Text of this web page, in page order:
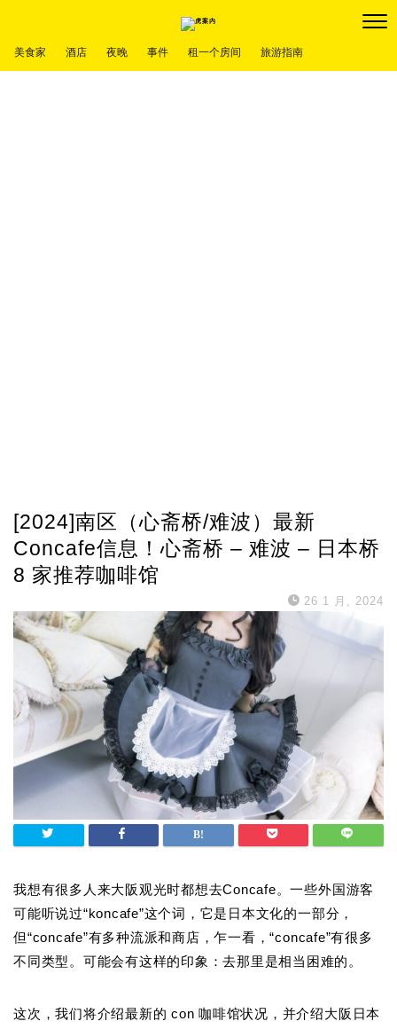
美食家 酒店 夜晚 事件 租一个房间 旅游指南
[2024]南区（心斋桥/难波）最新
Concafe信息！心斋桥 – 难波 – 日本桥
8 家推荐咖啡馆
26 1 月, 2024
我想有很多人来大阪观光时都想去Concafe。一些外国游客
可能听说过“koncafe”这个词，它是日本文化的一部分，
但“concafe”有多种流派和商店，乍一看，“concafe”有很多
不同类型。可能会有这样的印象：去那里是相当困难的。
这次，我们将介绍最新的 con 咖啡馆状况，并介绍大阪日本